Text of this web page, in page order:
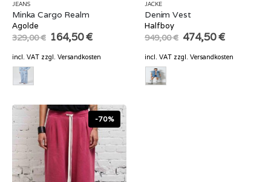
JEANS
Minka Cargo Realm
Agolde
329,00€ Original
price
was:
329,00 €.
164,50€Current
is:
incl. VAT zzgl. Versandkosten
JACKE
Denim Vest
Halfboy
949,00€ Original
price
was:
949,00 €.
474,50€Current
is:
incl. VAT zzgl. Versandkosten
-70%